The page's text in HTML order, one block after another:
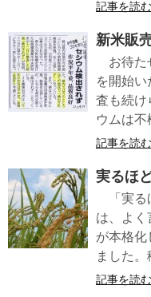
記事を読む
新米販
お待た
を開始
査も続け
ウムは不
記事を読む
実るほ
「実る
は、よく
が本格化
ました
記事を読む